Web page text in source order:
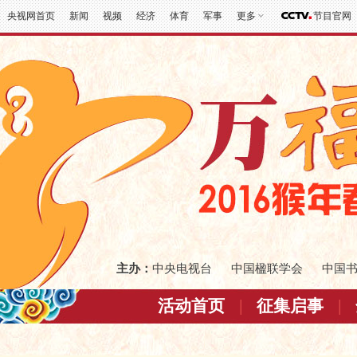
央视网首页 新闻 视频 经济 体育 军事 更多 节目官网
主办：中央电视台 中国楹联学会 中国
活动首页 | 征集启事 |